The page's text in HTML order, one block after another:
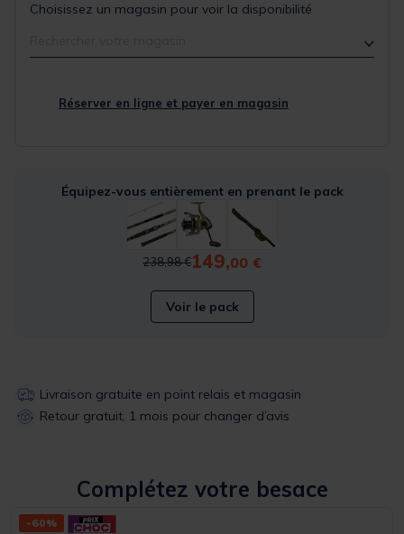
Choisissez un magasin pour voir la disponibilité
Réserver en ligne et payer en magasin
Équipez-vous entièrement en prenant le pack
Price reduced from
238,98 €to149,00 €
Voir le pack
Livraison gratuite en point relais et magasin
Retour gratuit, 1 mois pour changer d’avis
Complétez votre besace
-60%